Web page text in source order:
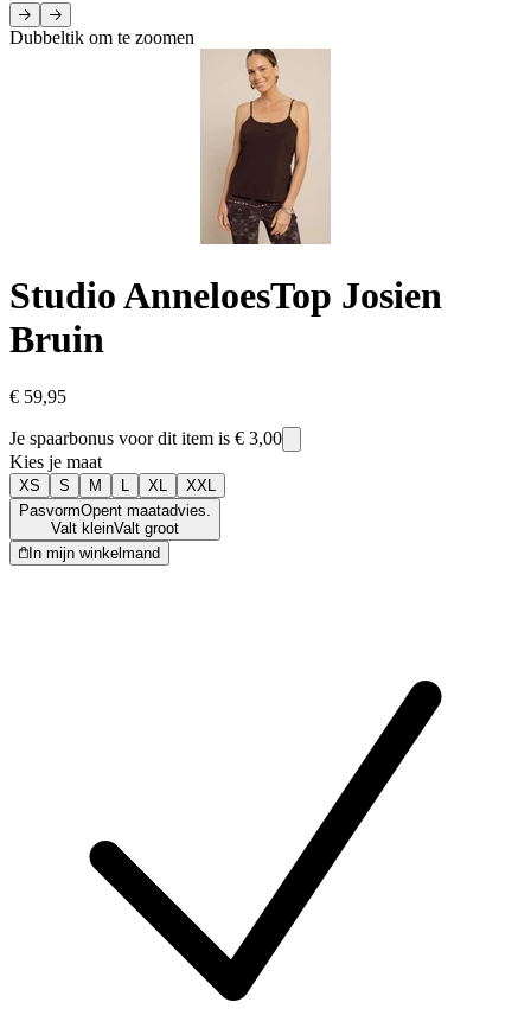
Dubbeltik om te zoomen
Studio AnneloesTop Josien
Bruin
€ 59,95
Je spaarbonus voor dit item is € 3,00
Kies je maat
XS S M L XL
XXL
PasvormOpent maatadvies.
Valt kleinValt groot
In mijn winkelmand